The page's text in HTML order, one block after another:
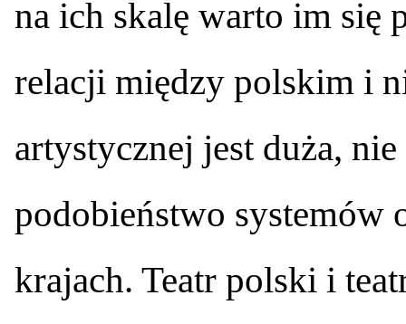
na ich skalę warto im się
relacji między polskim i
artystycznej jest duża,
podobieństwo systemów
krajach. Teatr polski i